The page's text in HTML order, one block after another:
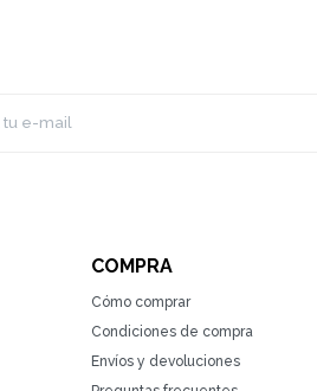
COMPRA
Cómo comprar
Condiciones de compra
Envíos y devoluciones